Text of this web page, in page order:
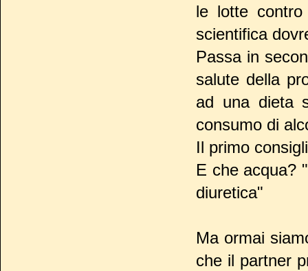
le lotte
scientifica
Passa in
salute della
ad una dieta
consumo di
Il primo
E che acqua?
diuretica"
Ma ormai
che il partner